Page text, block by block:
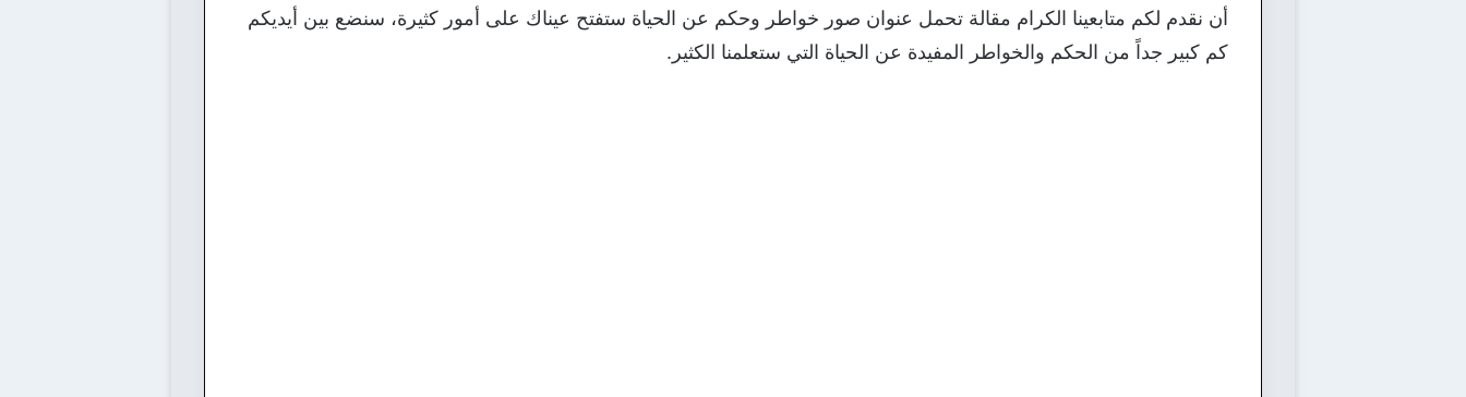
أن نقدم لكم متابعينا الكرام مقالة تحمل عنوان صور خواطر وحكم عن الحياة ستفتح عيناك على أمور كثيرة، سنضع بين أيديكم
كم كبير جداً من الحكم والخواطر المفيدة عن الحياة التي ستعلمنا الكثير.